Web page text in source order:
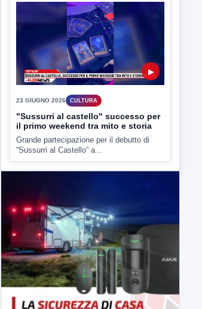
▶
23 GIUGNO 2026 CULTURA
"Sussurri al castello" successo per
il primo weekend tra mito e storia
Grande partecipazione per il debutto di
“Sussurri al Castello” a...